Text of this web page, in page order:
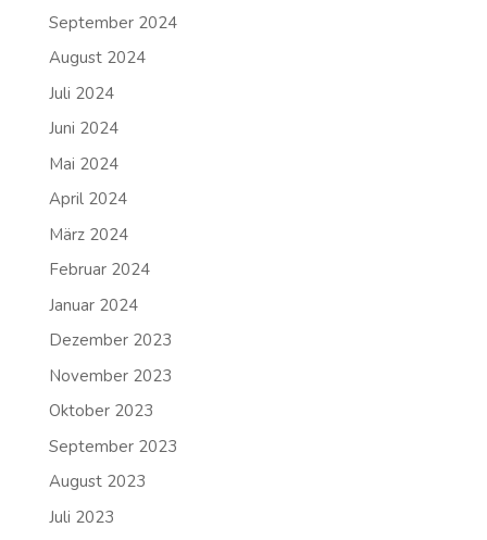
September 2024
August 2024
Juli 2024
Juni 2024
Mai 2024
April 2024
März 2024
Februar 2024
Januar 2024
Dezember 2023
November 2023
Oktober 2023
September 2023
August 2023
Juli 2023